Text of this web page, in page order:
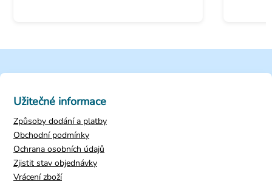
Užitečné informace
Způsoby dodání a platby
Obchodní podmínky
Ochrana osobních údajů
Zjistit stav objednávky
Vrácení zboží